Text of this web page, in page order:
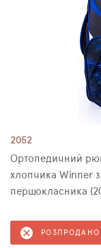
2052
Ортопедичний
хлопчика Winner
першокласника
РОЗПРОДАНО